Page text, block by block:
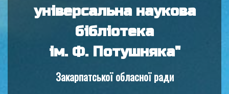
універсальна наукова
бібліотека
ім. Ф. Потушняка"
Закарпатської обласної ради